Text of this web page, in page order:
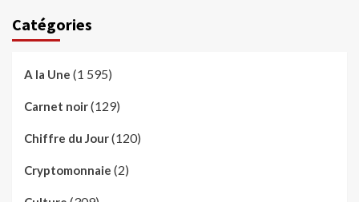
Catégories
A la Une (1 595)
Carnet noir(129)
Chiffre du Jour(120)
Cryptomonnaie (2)